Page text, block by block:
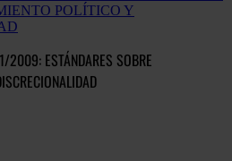
POLÍTICO Y
2009: ESTÁNDARES SOBRE